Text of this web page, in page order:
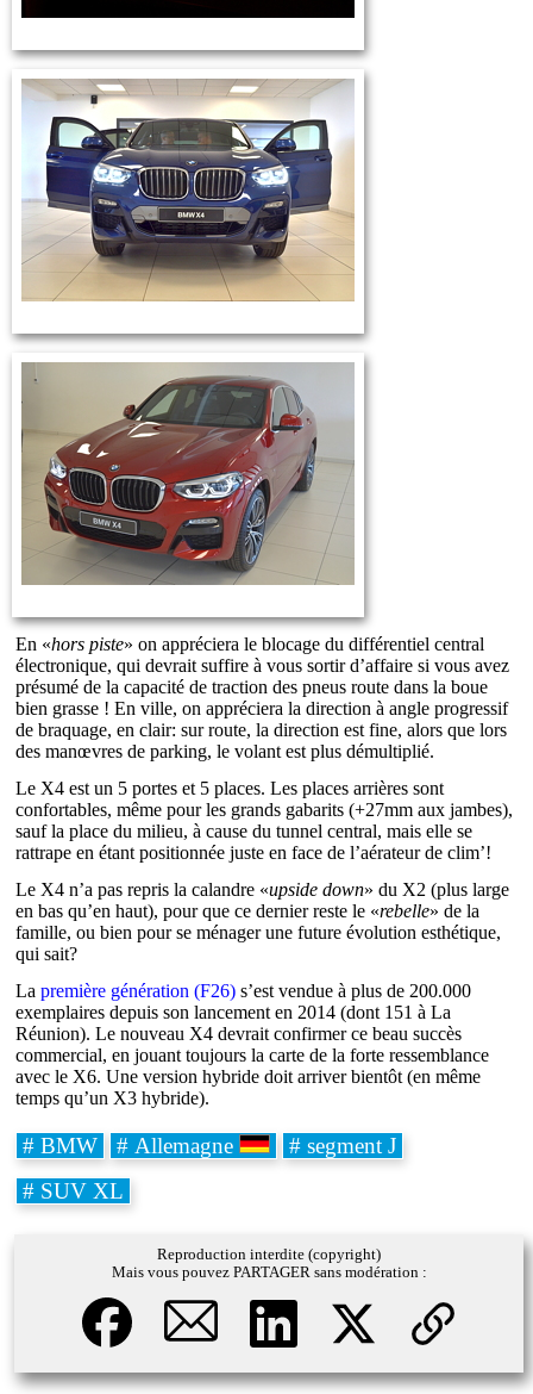
En «hors piste» on appréciera le blocage du différentiel central
électronique, qui devrait suffire à vous sortir d’affaire si vous avez
présumé de la capacité de traction des pneus route dans la boue
bien grasse ! En ville, on appréciera la direction à angle progressif
de braquage, en clair: sur route, la direction est fine, alors que lors
des manœvres de parking, le volant est plus démultiplié.
Le X4 est un 5 portes et 5 places. Les places arrières sont
confortables, même pour les grands gabarits (+27mm aux jambes),
sauf la place du milieu, à cause du tunnel central, mais elle se
rattrape en étant positionnée juste en face de l’aérateur de clim’!
Le X4 n’a pas repris la calandre «upside down» du X2 (plus large
en bas qu’en haut), pour que ce dernier reste le «rebelle» de la
famille, ou bien pour se ménager une future évolution esthétique,
qui sait?
Lapremière génération (F26) s’est vendue à plus de 200.000
exemplaires depuis son lancement en 2014 (dont 151 à La
Réunion). Le nouveau X4 devrait confirmer ce beau succès
commercial, en jouant toujours la carte de la forte ressemblance
avec le X6. Une version hybride doit arriver bientôt (en même
temps qu’un X3 hybride).
# BMW # Allemagne
# segment J
# SUV XL
Reproduction interdite (copyright)
Mais vous pouvez PARTAGER sans modération :